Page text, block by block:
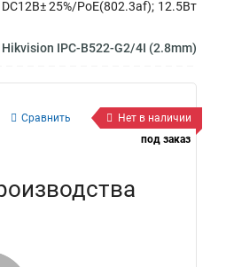
25%/PoE(802.3af); 12.5Вт
IPC-B522-G2/4I (2.8mm)
Сравнить
Нет в наличии
под заказ